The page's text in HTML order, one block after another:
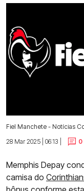
Fiel Manchete - Notícias
28 Mar 2025 | 06:13 |
0
Memphis Depay
camisa do